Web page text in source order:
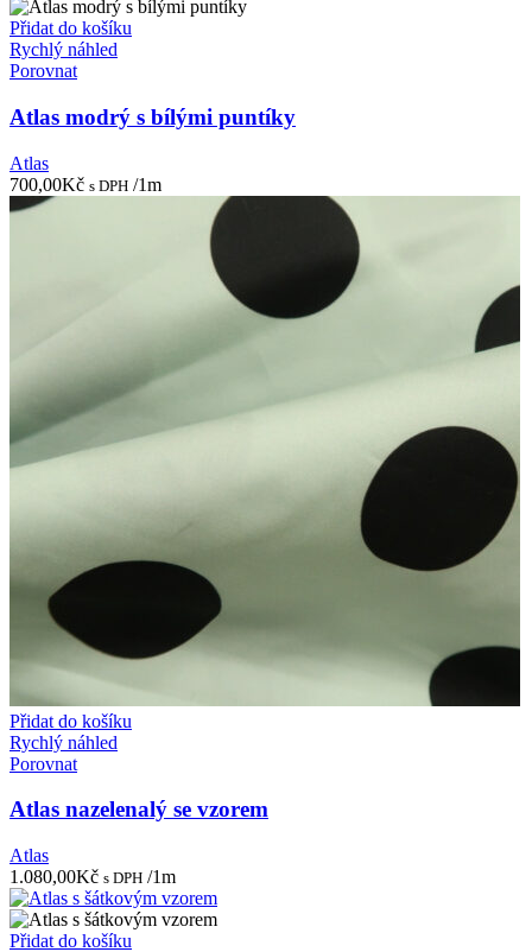
Přidat do košíku
Rychlý náhled
Porovnat
Atlas modrý s bílými puntíky
Atlas
700,00Kč s DPH /1m
Přidat do košíku
Rychlý náhled
Porovnat
Atlas nazelenalý se vzorem
Atlas
1.080,00Kč s DPH /1m
Přidat do košíku